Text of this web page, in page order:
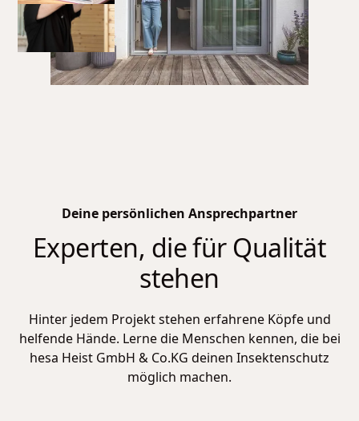
Deine persönlichen Ansprechpartner
Experten, die für Qualität
stehen
Hinter jedem Projekt stehen erfahrene Köpfe und
helfende Hände. Lerne die Menschen kennen, die bei
hesa Heist GmbH & Co.KG deinen Insektenschutz
möglich machen.